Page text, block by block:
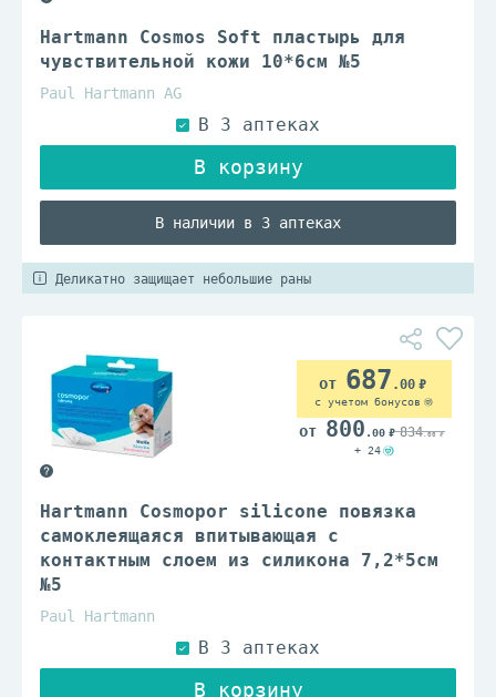
Hartmann Cosmos Soft пластырь для
чувствительной кожи 10*6см №5
Paul Hartmann AG
В наличии в 3 аптеках
Деликатно защищает небольшие раны
Hartmann Cosmopor silicone повязка
самоклеящаяся впитывающая с
контактным слоем из силикона 7,2*5см
№5
Paul Hartmann
687 .00
с учетом бонусов
800 .00 834.00
+ 24